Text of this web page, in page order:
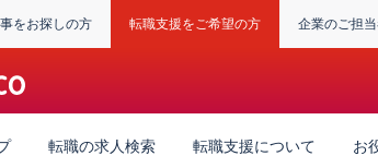
をお探しの方 転職支援をご希望の方 企業のご担
転職の求人検索 転職支援について お